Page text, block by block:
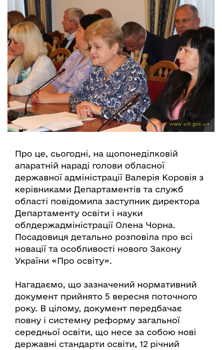
Про це, сьогодні, на щопонеділковій
апаратній нараді голови обласної
державної адміністрації Валерія Коровія з
керівниками Департаментів та служб
області повідомила заступник директора
Департаменту освіти і науки
облдержадміністрації Олена Чорна.
Посадовиця детально розповіла про всі
новації та особливості нового Закону
України «Про освіту».
Нагадаємо, що зазначений нормативний
документ прийнято 5 вересня поточного
року. В цілому, документ передбачає
повну і системну реформу загальної
середньої освіти, що несе за собою нові
державні стандарти освіти, 12 річний